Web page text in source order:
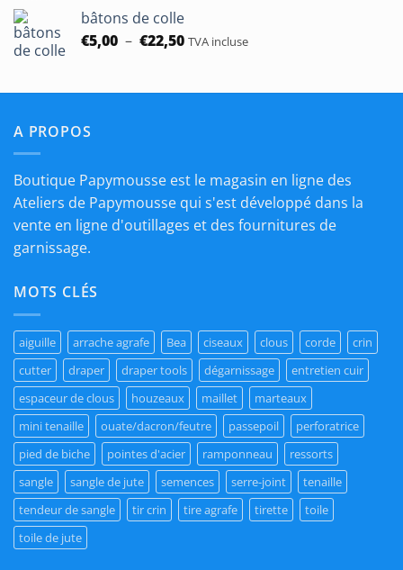
bâtons de colle
€5,00 – €22,50Plage
€5,00
TVA incluse
A PROPOS
Boutique Papymousse est le magasin en ligne des
Ateliers de Papymousse qui s'est développé dans la
vente en ligne d'outillages et des fournitures de
garnissage.
MOTS CLÉS
aiguille arrache agrafe Bea ciseaux clous corde
crin
cutter
draper draper tools dégarnissage
entretien cuir
espaceur de clous
houzeaux maillet
marteaux
mini tenaille
ouate/dacron/feutre passepoil
perforatrice
pied de biche
pointes d'acier ramponneau
ressorts
sangle
sangle de jute semences serre-joint
tenaille
tendeur de sangle
tir crin tire agrafe tirette
toile
toile de jute